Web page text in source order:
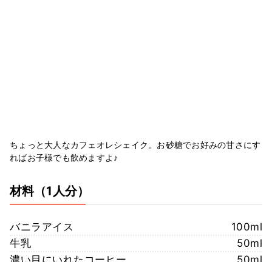
ちょっと大人なカフェオレシェイク。お砂糖でお好みの甘さにす
ればお子様でも飲めますよ♪
材料（1人分）
バニラアイス
100ml
牛乳
50ml